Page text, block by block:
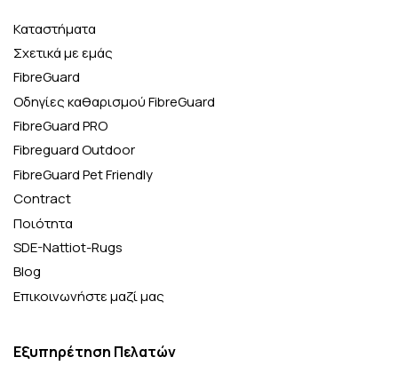
Καταστήματα
Σχετικά με εμάς
FibreGuard
Οδηγίες καθαρισμού FibreGuard
FibreGuard PRO
Fibreguard Outdoor
FibreGuard Pet Friendly
Contract
Ποιότητα
SDE-Nattiot-Rugs
Blog
Επικοινωνήστε μαζί μας
Εξυπηρέτηση Πελατών